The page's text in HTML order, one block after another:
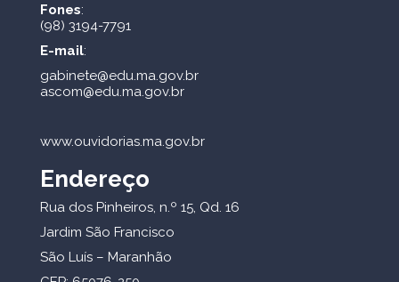
Fones:
(98) 3194-7791
E-mail:
gabinete@edu.ma.gov.br
ascom@edu.ma.gov.br
www.ouvidorias.ma.gov.br
Endereço
Rua dos Pinheiros, n.º 15, Qd. 16
Jardim São Francisco
São Luís – Maranhão